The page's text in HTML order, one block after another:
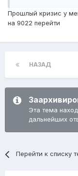
Прошлый кризис у
на 9022 перейти
НАЗАД
Эта тема
дальнейших
Перейти к списку